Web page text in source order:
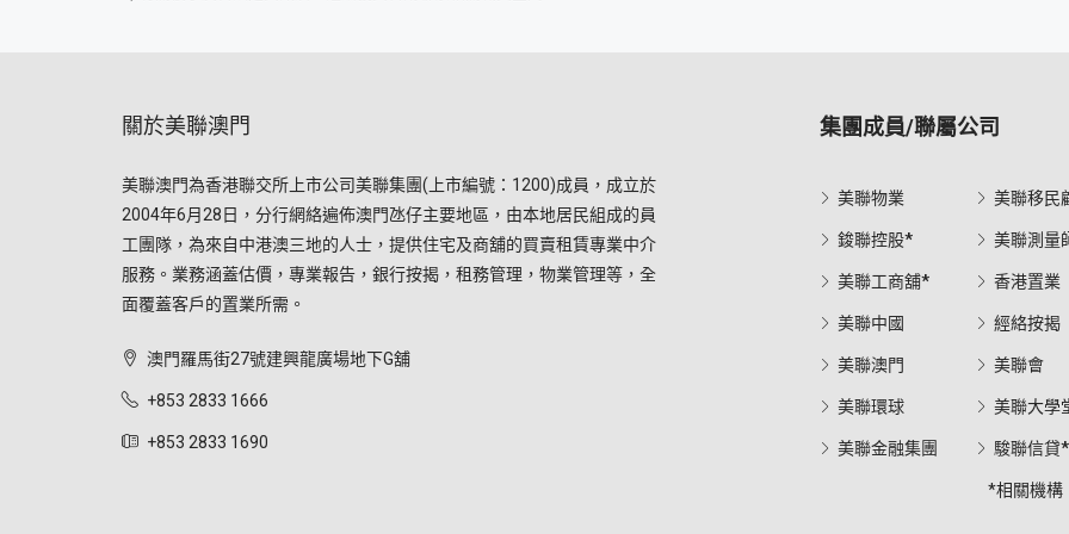
關於美聯澳門
美聯澳門為香港聯交所上市公司美聯集團(上市編號：1200)成員，成立於
2004年6月28日，分行網絡遍佈澳門氹仔主要地區，由本地居民組成的員
工團隊，為來自中港澳三地的人士，提供住宅及商舖的買賣租賃專業中介
服務。業務涵蓋估價，專業報告，銀行按揭，租務管理，物業管理等，全
面覆蓋客戶的置業所需。
澳門羅馬街27號建興龍廣場地下G舖
+853 2833 1666
+853 2833 1690
集團成員/聯屬公司
美聯物業
鋑聯控股*
美聯工商舖*
美聯中國
美聯澳門
美聯環球
美聯金融集團
美聯移民
美聯測量
香港置業
經絡按揭
美聯會
美聯大學
駿聯信貸*
*相關機構